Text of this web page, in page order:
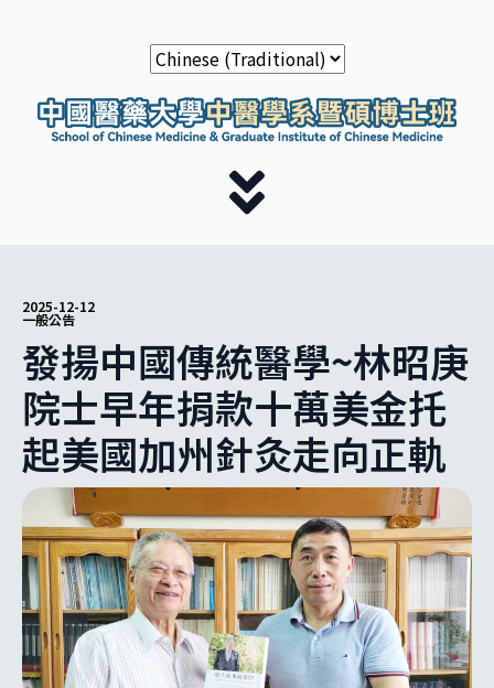
2025-12-12
一般公告
發揚中國傳統醫學~林昭庚
院士早年捐款十萬美金托
起美國加州針灸走向正軌